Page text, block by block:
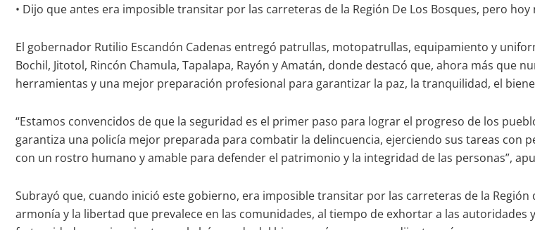
• Dijo que antes era imposible transitar por las carreteras de la Región De Los Bosques, pero
El gobernador Rutilio Escandón Cadenas entregó patrullas, motopatrullas, equipamiento y
Bochil, Jitotol, Rincón Chamula, Tapalapa, Rayón y Amatán, donde destacó que, ahora más que
herramientas y una mejor preparación profesional para garantizar la paz, la tranquilidad, el
“Estamos convencidos de que la seguridad es el primer paso para lograr el progreso de los
garantiza una policía mejor preparada para combatir la delincuencia, ejerciendo sus tareas con
con un rostro humano y amable para defender el patrimonio y la integridad de las personas”,
Subrayó que, cuando inició este gobierno, era imposible transitar por las carreteras de la
armonía y la libertad que prevalece en las comunidades, al tiempo de exhortar a las